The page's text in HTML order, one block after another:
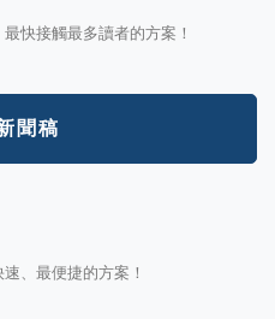
快接觸最多讀者的方案！
聞稿
、最便捷的方案！